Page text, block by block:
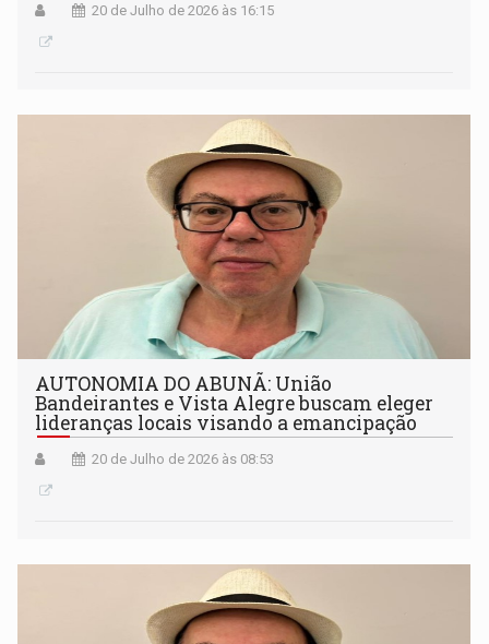
20 de Julho de 2026 às 16:15
AUTONOMIA DO ABUNÃ: União
Bandeirantes e Vista Alegre buscam eleger
lideranças locais visando a emancipação
20 de Julho de 2026 às 08:53